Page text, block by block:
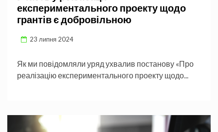
експериментального проекту щодо
грантів є добровільною
23 липня 2024
Як ми повідомляли уряд ухвалив постанову «Про
реалізацію експериментального проекту щодо...